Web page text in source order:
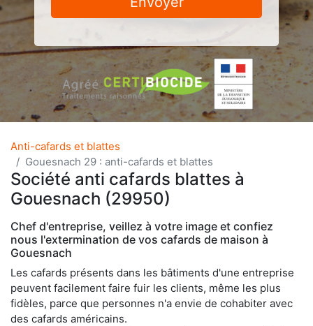
Anti-cafards et blattes
Gouesnach 29 : anti-cafards et blattes
Société anti cafards blattes à
Gouesnach (29950)
Chef d'entreprise, veillez à votre image et confiez
nous l'extermination de vos cafards de maison à
Gouesnach
Les cafards présents dans les bâtiments d'une entreprise
peuvent facilement faire fuir les clients, même les plus
fidèles, parce que personnes n'a envie de cohabiter avec
des cafards américains.